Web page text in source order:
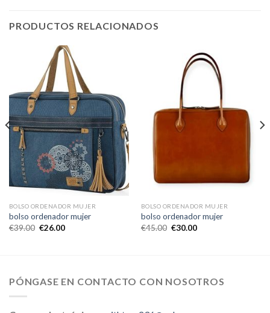
PRODUCTOS RELACIONADOS
BOLSO ORDENADOR MUJER
bolso ordenador mujer
€39.00 €26.00
BOLSO ORDENADOR MUJER
bolso ordenador mujer
€45.00 €30.00
PÓNGASE EN CONTACTO CON NOSOTROS